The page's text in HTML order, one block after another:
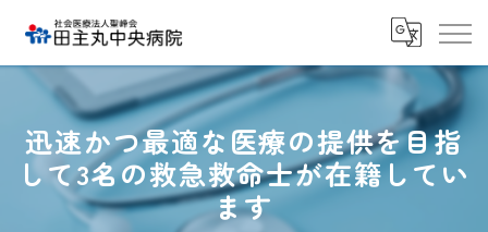
迅速かつ最適な医療の提供を目指
して3名の救急救命士が在籍してい
ます